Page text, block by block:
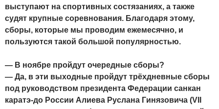
выступают на спортивных состязаниях, а также
судят крупные соревнования. Благодаря этому,
сборы, которые мы проводим ежемесячно, и
пользуются такой большой популярностью.
— В ноябре пройдут очередные сборы?
— Да, в эти выходные пройдут трёхдневные сборы
под руководством президента Федерации санкан
каратэ-до России Алиева Руслана Гинязовича (VII